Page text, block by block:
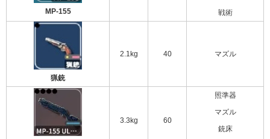
MP-155 戦術
猟銃
2.1kg 40 マズル
3.3kg 60
照準器
マズル
銃床